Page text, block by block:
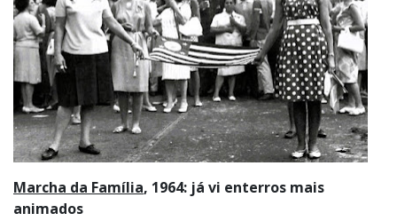
Marcha da Família, 1964: já vi enterros mais
animados